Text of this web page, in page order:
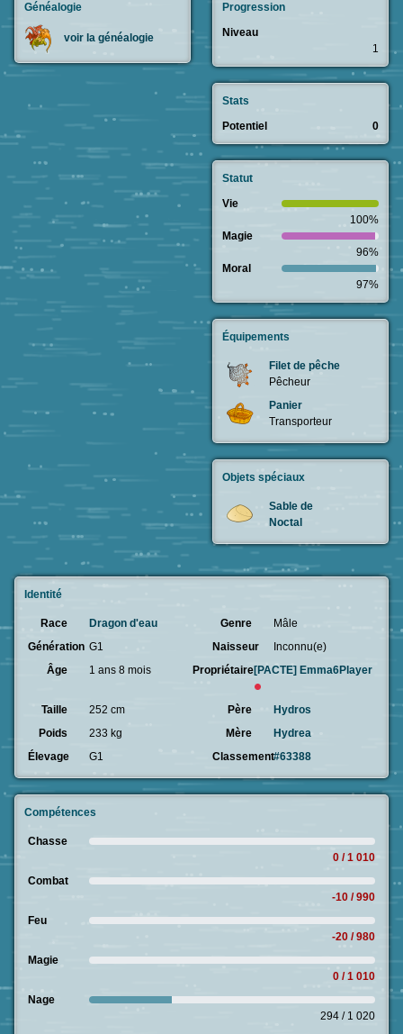
Généalogie
voir la généalogie
Identité
Race Dragon d'eau Genre
Mâle
Génération G1 Naisseur
Inconnu(e)
Âge
1 ans 8 mois Propriétaire[PACTE] Emma6Player
Taille 252 cm Père
Hydros
Poids
233 kg Mère
Hydrea
Élevage
G1 Classement#63388
Compétences
Chasse
0 / 1 010
Combat
-10 / 990
Feu
-20 / 980
Magie
0 / 1 010
Nage
294 / 1 020
Progression
Niveau
1
Stats
Potentiel
0
Statut
Vie
100%
Magie
96%
Moral
97%
Équipements
Filet de pêche
Pêcheur
Panier
Transporteur
Objets spéciaux
Sable de
Noctal